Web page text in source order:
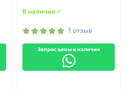
В наличии ✓
1 отзыв
Запрос цены и наличия